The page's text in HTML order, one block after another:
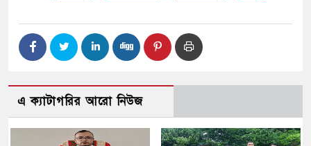
এ ক্যাটাগরির আরো নিউজ